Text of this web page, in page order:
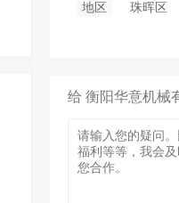
地区 珠晖区
给 衡阳华意机械